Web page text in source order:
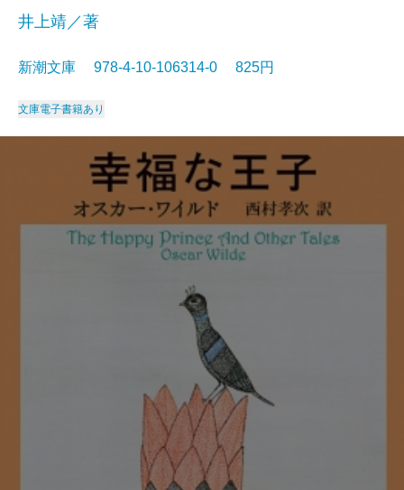
井上靖／著
新潮文庫 978-4-10-106314-0 825円
文庫電子書籍あり